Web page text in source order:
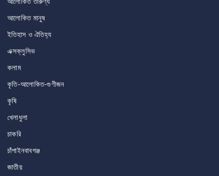
আলোকিত মানুষ
ইতিহাস ও ঐতিহ্য
এক্সক্লুসিভ
কলাম
কৃতি-আলোকিত-গুণীজন
কৃষি
খেলাধুলা
চাকরি
চাঁপাইনবাবগঞ্জ
জাতীয়